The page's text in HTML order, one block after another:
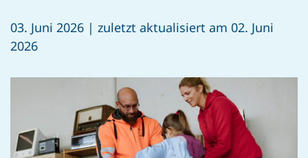
03. Juni 2026 | zuletzt aktualisiert am 02. Juni
2026